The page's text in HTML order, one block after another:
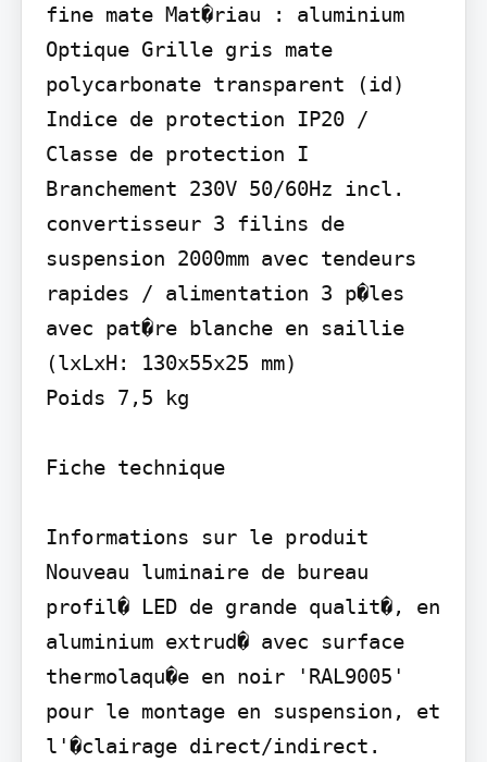
fine mate Mat�riau : aluminium
Optique Grille gris mate
polycarbonate transparent (id)
Indice de protection IP20 /
Classe de protection I
Branchement 230V 50/60Hz incl.
convertisseur 3 filins de
suspension 2000mm avec tendeurs
rapides / alimentation 3 p�les
avec pat�re blanche en saillie
(lxLxH: 130x55x25 mm)
Poids 7,5 kg
Fiche technique
Informations sur le produit
Nouveau luminaire de bureau
profil� LED de grande qualit�, en
aluminium extrud� avec surface
thermolaqu�e en noir 'RAL9005'
pour le montage en suspension, et
l'�clairage direct/indirect.